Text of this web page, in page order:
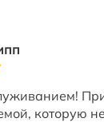
которую